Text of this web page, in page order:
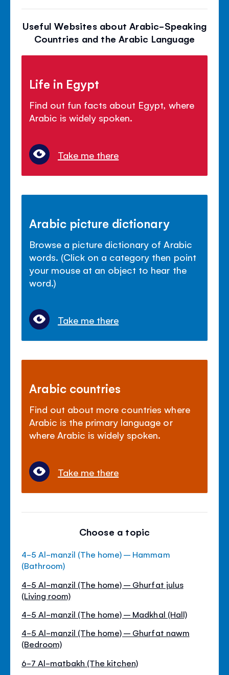
Useful Websites about Arabic-Speaking
Countries and the Arabic Language
Life in Egypt
Find out fun facts about Egypt, where
Arabic is widely spoken.
Take me there
Arabic picture dictionary
Browse a picture dictionary of Arabic
words. (Click on a category then point
your mouse at an object to hear the
word.)
Take me there
Arabic countries
Find out about more countries where
Arabic is the primary language or
where Arabic is widely spoken.
Take me there
Choose a topic
4-5 Al-manzil (The home) – Hammam
(Bathroom)
4-5 Al-manzil (The home) – Ghurfat julus
(Living room)
4-5 Al-manzil (The home) – Madkhal (Hall)
4-5 Al-manzil (The home) – Ghurfat nawm
(Bedroom)
6-7 Al-matbakh (The kitchen)